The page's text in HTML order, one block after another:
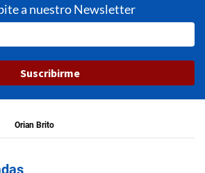
a nuestro Newsletter
Suscribirme
Orian Brito